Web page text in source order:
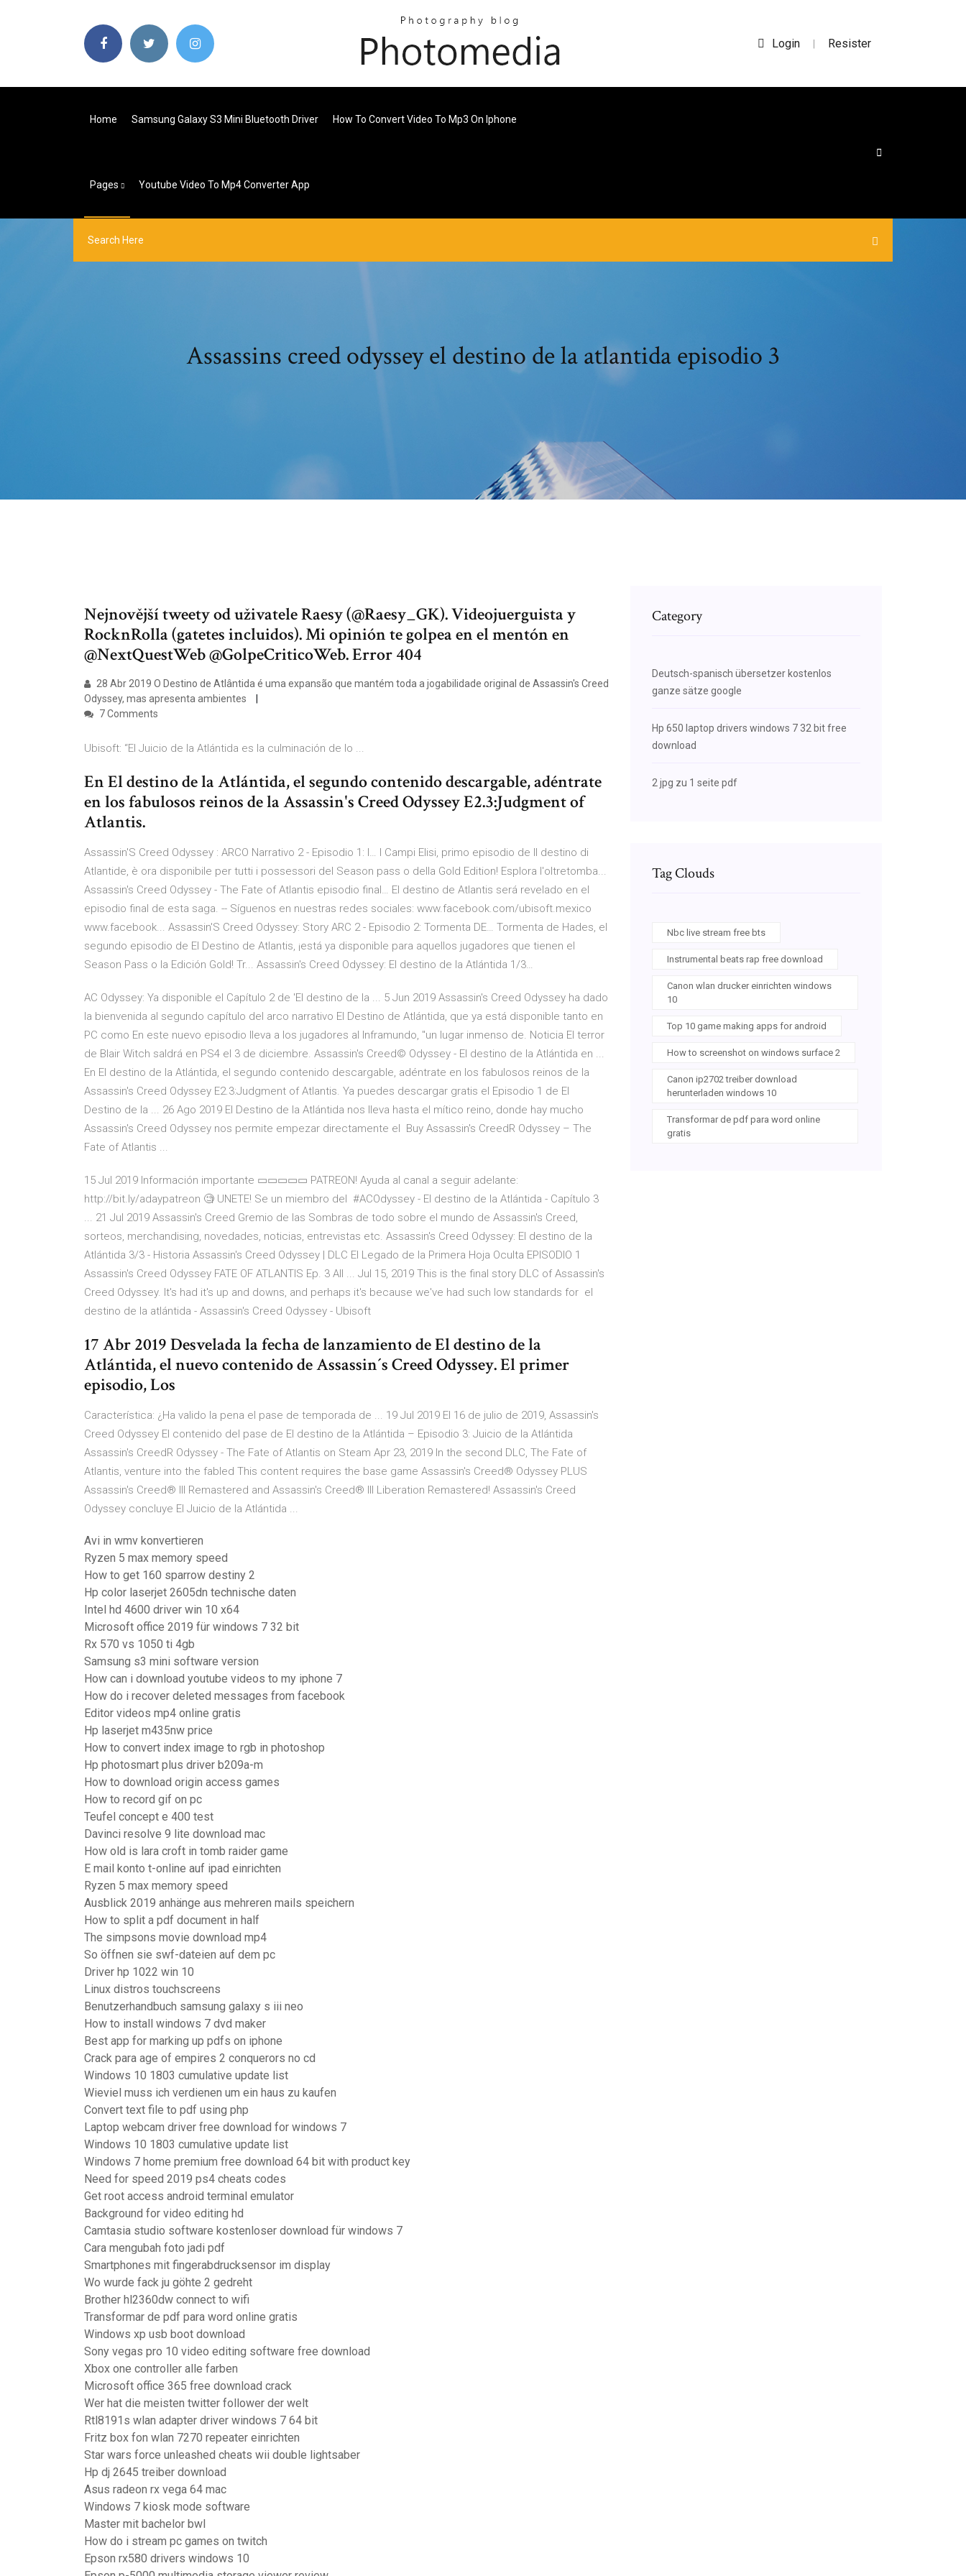
Login | Resister
Home Samsung Galaxy S3 Mini Bluetooth Driver How To Convert Video To Mp3 On Iphone
Pages Youtube Video To Mp4 Converter App
Assassins creed odyssey el destino de la atlantida episodio 3
Nejnovější tweety od uživatele Raesy (@Raesy_GK). Videojuerguista y
RocknRolla (gatetes incluidos). Mi opinión te golpea en el mentón en
@NextQuestWeb @GolpeCriticoWeb. Error 404
28 Abr 2019 O Destino de Atlântida é uma expansão que mantém toda a jogabilidade original de Assassin's Creed
Odyssey, mas apresenta ambientes
7 Comments
Ubisoft: “El Juicio de la Atlántida es la culminación de lo ...
En El destino de la Atlántida, el segundo contenido descargable, adéntrate
en los fabulosos reinos de la Assassin's Creed Odyssey E2.3:Judgment of
Atlantis.
Assassin'S Creed Odyssey : ARCO Narrativo 2 - Episodio 1: I… I Campi Elisi, primo episodio de Il destino di
Atlantide, è ora disponibile per tutti i possessori del Season pass o della Gold Edition! Esplora l'oltretomba...
Assassin's Creed Odyssey - The Fate of Atlantis episodio final… El destino de Atlantis será revelado en el
episodio final de esta saga. -- Síguenos en nuestras redes sociales: www.facebook.com/ubisoft.mexico
www.facebook... Assassin'S Creed Odyssey: Story ARC 2 - Episodio 2: Tormenta DE… Tormenta de Hades, el
segundo episodio de El Destino de Atlantis, ¡está ya disponible para aquellos jugadores que tienen el
Season Pass o la Edición Gold! Tr... Assassin's Creed Odyssey: El destino de la Atlántida 1/3…
AC Odyssey: Ya disponible el Capítulo 2 de 'El destino de la ... 5 Jun 2019 Assassin's Creed Odyssey ha dado
la bienvenida al segundo capítulo del arco narrativo El Destino de Atlántida, que ya está disponible tanto en
PC como En este nuevo episodio lleva a los jugadores al Inframundo, "un lugar inmenso de. Noticia El terror
de Blair Witch saldrá en PS4 el 3 de diciembre. Assassin's Creed© Odyssey - El destino de la Atlántida en ...
En El destino de la Atlántida, el segundo contenido descargable, adéntrate en los fabulosos reinos de la
Assassin's Creed Odyssey E2.3:Judgment of Atlantis. Ya puedes descargar gratis el Episodio 1 de El
Destino de la ... 26 Ago 2019 El Destino de la Atlántida nos lleva hasta el mítico reino, donde hay mucho
Assassin's Creed Odyssey nos permite empezar directamente el Buy Assassin's CreedR Odyssey – The
Fate of Atlantis ...
15 Jul 2019 Información importante ▭▭▭▭▭ PATREON! Ayuda al canal a seguir adelante:
http://bit.ly/adaypatreon 🧐 UNETE! Se un miembro del #ACOdyssey - El destino de la Atlántida - Capítulo 3
... 21 Jul 2019 Assassin's Creed Gremio de las Sombras de todo sobre el mundo de Assassin's Creed,
sorteos, merchandising, novedades, noticias, entrevistas etc. Assassin's Creed Odyssey: El destino de la
Atlántida 3/3 - Historia Assassin's Creed Odyssey | DLC El Legado de la Primera Hoja Oculta EPISODIO 1
Assassin's Creed Odyssey FATE OF ATLANTIS Ep. 3 All ... Jul 15, 2019 This is the final story DLC of Assassin's
Creed Odyssey. It's had it's up and downs, and perhaps it's because we've had such low standards for el
destino de la atlántida - Assassin's Creed Odyssey - Ubisoft
17 Abr 2019 Desvelada la fecha de lanzamiento de El destino de la
Atlántida, el nuevo contenido de Assassin´s Creed Odyssey. El primer
episodio, Los
Característica: ¿Ha valido la pena el pase de temporada de ... 19 Jul 2019 El 16 de julio de 2019, Assassin's
Creed Odyssey El contenido del pase de El destino de la Atlántida – Episodio 3: Juicio de la Atlántida
Assassin's CreedR Odyssey - The Fate of Atlantis on Steam Apr 23, 2019 In the second DLC, The Fate of
Atlantis, venture into the fabled This content requires the base game Assassin's Creed® Odyssey PLUS
Assassin's Creed® III Remastered and Assassin's Creed® III Liberation Remastered! Assassin's Creed
Odyssey concluye El Juicio de la Atlántida ...
Avi in wmv konvertieren
Ryzen 5 max memory speed
How to get 160 sparrow destiny 2
Hp color laserjet 2605dn technische daten
Intel hd 4600 driver win 10 x64
Microsoft office 2019 für windows 7 32 bit
Rx 570 vs 1050 ti 4gb
Samsung s3 mini software version
How can i download youtube videos to my iphone 7
How do i recover deleted messages from facebook
Editor videos mp4 online gratis
Hp laserjet m435nw price
How to convert index image to rgb in photoshop
Hp photosmart plus driver b209a-m
How to download origin access games
How to record gif on pc
Teufel concept e 400 test
Davinci resolve 9 lite download mac
How old is lara croft in tomb raider game
E mail konto t-online auf ipad einrichten
Ryzen 5 max memory speed
Ausblick 2019 anhänge aus mehreren mails speichern
How to split a pdf document in half
The simpsons movie download mp4
So öffnen sie swf-dateien auf dem pc
Driver hp 1022 win 10
Linux distros touchscreens
Benutzerhandbuch samsung galaxy s iii neo
How to install windows 7 dvd maker
Best app for marking up pdfs on iphone
Crack para age of empires 2 conquerors no cd
Windows 10 1803 cumulative update list
Wieviel muss ich verdienen um ein haus zu kaufen
Convert text file to pdf using php
Laptop webcam driver free download for windows 7
Windows 10 1803 cumulative update list
Windows 7 home premium free download 64 bit with product key
Need for speed 2019 ps4 cheats codes
Get root access android terminal emulator
Background for video editing hd
Camtasia studio software kostenloser download für windows 7
Cara mengubah foto jadi pdf
Smartphones mit fingerabdrucksensor im display
Wo wurde fack ju göhte 2 gedreht
Brother hl2360dw connect to wifi
Transformar de pdf para word online gratis
Windows xp usb boot download
Sony vegas pro 10 video editing software free download
Xbox one controller alle farben
Microsoft office 365 free download crack
Wer hat die meisten twitter follower der welt
Rtl8191s wlan adapter driver windows 7 64 bit
Fritz box fon wlan 7270 repeater einrichten
Star wars force unleashed cheats wii double lightsaber
Hp dj 2645 treiber download
Asus radeon rx vega 64 mac
Windows 7 kiosk mode software
Master mit bachelor bwl
How do i stream pc games on twitch
Epson rx580 drivers windows 10
Category
Deutsch-spanisch übersetzer kostenlos
ganze sätze google
Hp 650 laptop drivers windows 7 32 bit free
download
2 jpg zu 1 seite pdf
Tag Clouds
Nbc live stream free bts
Instrumental beats rap free download
Canon wlan drucker einrichten windows
10
Top 10 game making apps for android
How to screenshot on windows surface 2
Canon ip2702 treiber download
herunterladen windows 10
Transformar de pdf para word online
gratis